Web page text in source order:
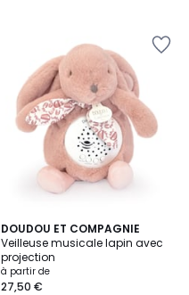
DOUDOU ET COMPAGNIE
Veilleuse musicale lapin avec
projection
à partir de
27,50 €
5
Couleurs